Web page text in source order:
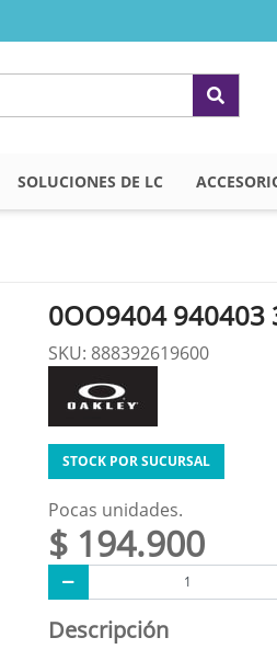
SOLUCIONES DE LC
0OO9404 940403
SKU: 888392619600
STOCK POR SUCURSAL
Pocas unidades.
$ 194.900
Descripción